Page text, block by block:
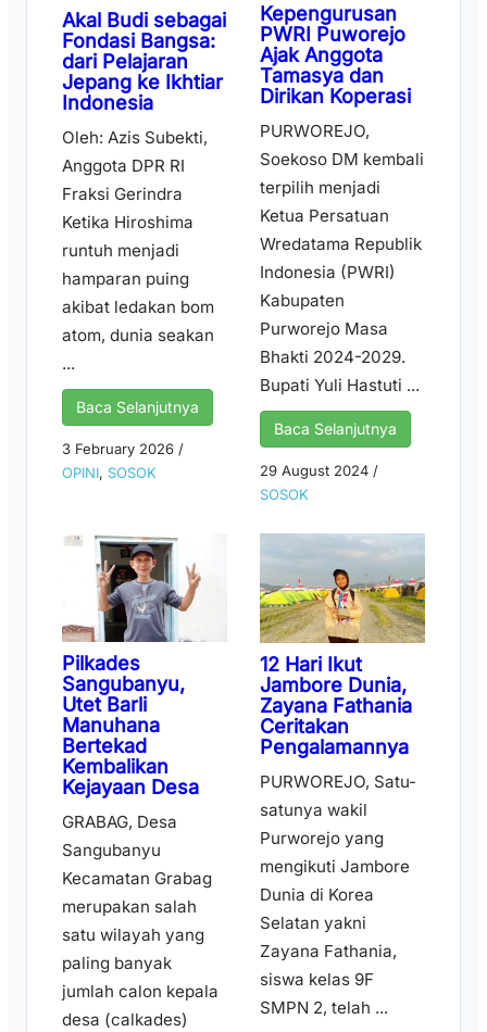
Akal Budi sebagai
Fondasi Bangsa:
dari Pelajaran
Jepang ke Ikhtiar
Indonesia
Oleh: Azis Subekti,
Anggota DPR RI
Fraksi Gerindra
Ketika Hiroshima
runtuh menjadi
hamparan puing
akibat ledakan bom
atom, dunia seakan
...
Baca Selanjutnya
3 February 2026 /
OPINI, SOSOK
Kepengurusan
PWRI Puworejo
Ajak Anggota
Tamasya dan
Dirikan Koperasi
PURWOREJO,
Soekoso DM kembali
terpilih menjadi
Ketua Persatuan
Wredatama Republik
Indonesia (PWRI)
Kabupaten
Purworejo Masa
Bhakti 2024-2029.
Bupati Yuli Hastuti ...
Baca Selanjutnya
29 August 2024 /
SOSOK
Pilkades
Sangubanyu,
Utet Barli
Manuhana
Bertekad
Kembalikan
Kejayaan Desa
GRABAG, Desa
Sangubanyu
Kecamatan Grabag
merupakan salah
satu wilayah yang
paling banyak
jumlah calon kepala
desa (calkades)
12 Hari Ikut
Jambore Dunia,
Zayana Fathania
Ceritakan
Pengalamannya
PURWOREJO, Satu-
satunya wakil
Purworejo yang
mengikuti Jambore
Dunia di Korea
Selatan yakni
Zayana Fathania,
siswa kelas 9F
SMPN 2, telah ...